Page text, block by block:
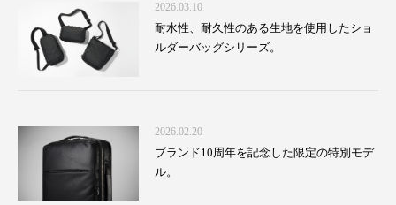
2026.03.10
耐水性、耐久性のある生地を使用したショ
ルダーバッグシリーズ。
2026.02.20
ブランド10周年を記念した限定の特別モデ
ル。